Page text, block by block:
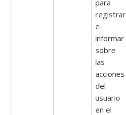
para
registrar
e
informar
sobre
las
acciones
del
usuario
en el